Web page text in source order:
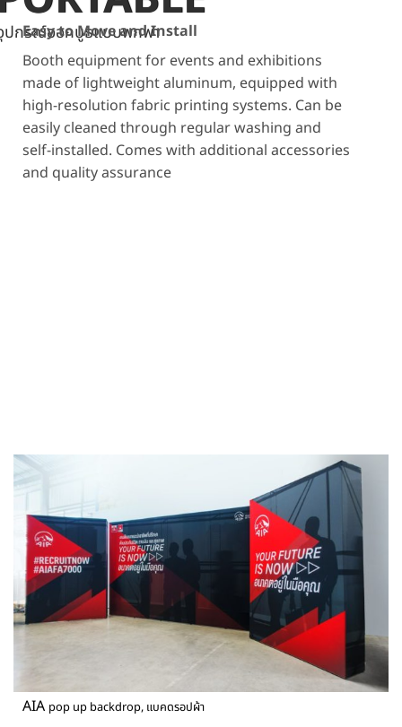
ปกรณ์ออกบูธแบบพกพา
Easy to Move and Install
Booth equipment for events and exhibitions
made of lightweight aluminum, equipped with
high-resolution fabric printing systems. Can be
easily cleaned through regular washing and
self-installed. Comes with additional accessories
and quality assurance
AIA pop up backdrop, แบคดรอปผ้า